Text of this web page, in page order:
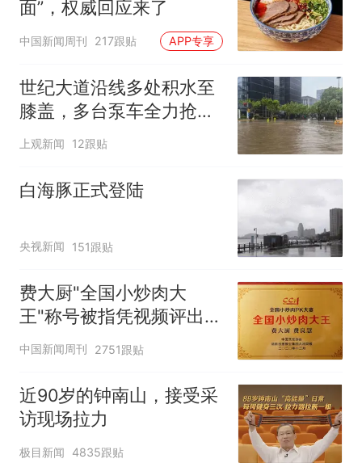
面”，权威回应来了
中国新闻周刊 217跟贴 APP专享
世纪大道沿线多处积水至
膝盖，多台泵车全力抢
排，建议市民尽量避免附
上观新闻 12跟贴
白海豚正式登陆
央视新闻 151跟贴
费大厨"全国小炒肉大
王"称号被指凭视频评出
官方回应
中国新闻周刊 2751跟贴
近90岁的钟南山，接受采
访现场拉力
极目新闻 4835跟贴